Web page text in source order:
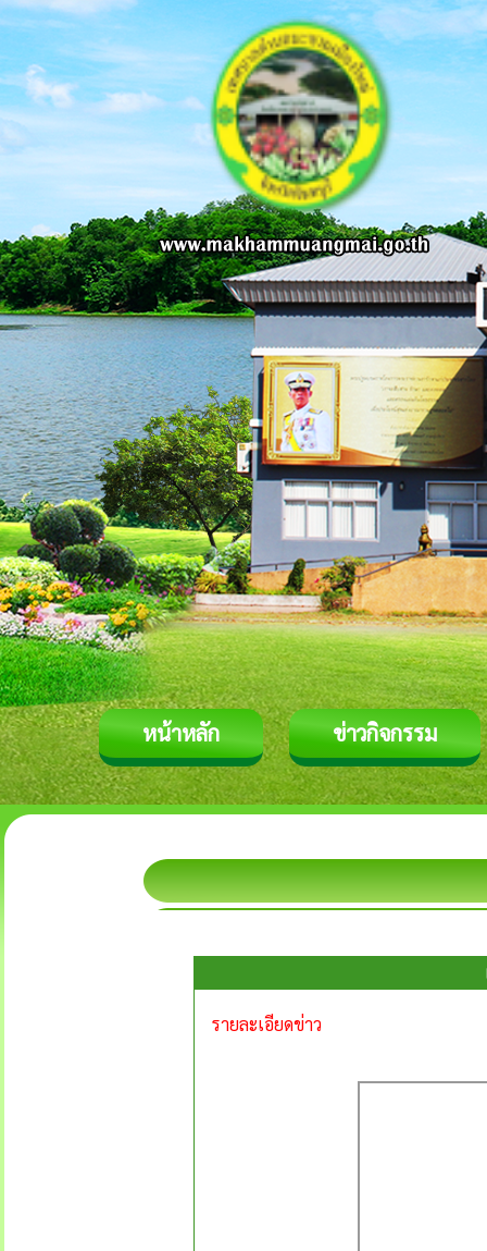
หน้าหลัก ข่าวกิจกรรม
รายละเอียดข่าว